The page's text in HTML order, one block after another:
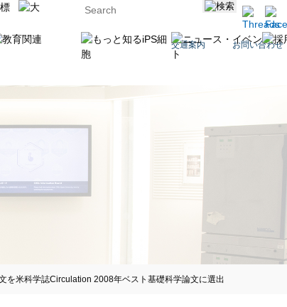
交通案内 お問い合わせ
科学誌Circulation 2008年ベスト基礎科学論文に選出